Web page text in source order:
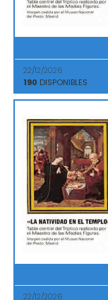
22/12/2026
190 DISPONIBLES
22/12/2026